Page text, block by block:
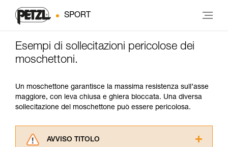
SPORT
Esempi di sollecitazioni pericolose dei
moschettoni.
Un moschettone garantisce la massima resistenza sull’asse
maggiore, con leva chiusa e ghiera bloccata. Una diversa
sollecitazione del moschettone può essere pericolosa.
AVVISO TITOLO